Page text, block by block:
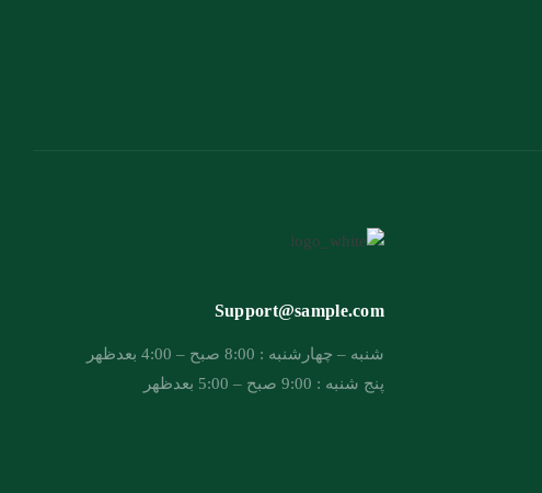
Support@sample.com
شنبه – چهارشنبه : 8:00 صبح – 4:00 بعدظهر
پنج شنبه : 9:00 صبح – 5:00 بعدظهر